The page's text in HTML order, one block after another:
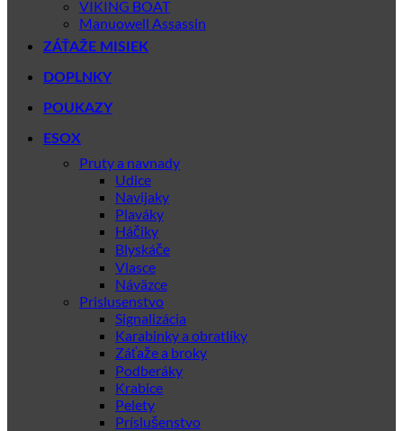
VIKING BOAT
Manuowell Assassin
ZÁŤAŽE MISIEK
DOPLNKY
POUKAZY
ESOX
Pruty a navnady
Udice
Navijaky
Plaváky
Háčiky
Blyskáče
Vlasce
Náväzce
Prislusenstvo
Signalizácia
Karabinky a obratlíky
Záťaže a broky
Podberáky
Krabice
Pelety
Príslušenstvo